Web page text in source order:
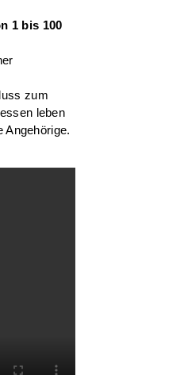
1 bis 100
zum
leben
Angehörige.